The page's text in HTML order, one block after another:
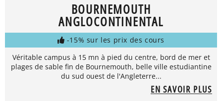
BOURNEMOUTH
ANGLOCONTINENTAL
-15% sur les prix des cours
Véritable campus à 15 mn à pied du centre, bord de mer et
plages de sable fin de Bournemouth, belle ville estudiantine
du sud ouest de l'Angleterre...
EN SAVOIR PLUS